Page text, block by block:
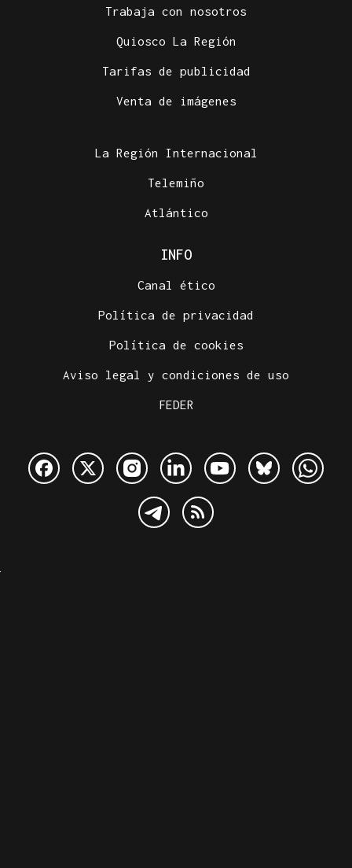
Trabaja con nosotros
Quiosco La Región
Tarifas de publicidad
Venta de imágenes
La Región Internacional
Telemiño
Atlántico
INFO
Canal ético
Política de privacidad
Política de cookies
Aviso legal y condiciones de uso
FEDER